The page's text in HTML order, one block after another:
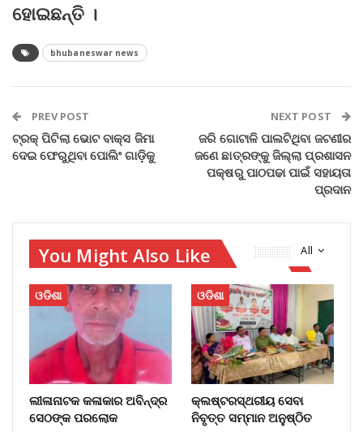
ହୋଇଛନ୍ତି ।
bhubaneswar news
PREV POST
ଟ୍ରକ୍ ପିଟିଲା ଭୋଟ ବାକ୍ସ ଜିମା
ଦେଇ ଫେରୁଥିବା ପୋଲିଂ ଗାଡ଼ିକୁ
NEXT POST
ଜରି ଗୋଟାଳି ପାଲଟିଥିବା ଜଟଣୀର
ଜଣେ ଛାତ୍ରଙ୍କୁ ଜିଲ୍ଲା ପ୍ରଶାସନ
ପକ୍ଷରୁ ପାଠପଢା ପାଇଁ ସହାୟତା
ପ୍ରଦାନ
All
You Might Also Like
ଓଡିଶା
ଲୀଳାନାଟକ କଳାକାର ଅବିନ୍ଦ୍ର
ସେଠଙ୍କ ପରଲୋକ
ଓଡିଶା
କ୍ଲଷ୍ଟରସ୍ଥରୀୟ ସେବା
ନିବୃତ୍ତ ସମ୍ମାନ ଅନୁଷ୍ଠିତ